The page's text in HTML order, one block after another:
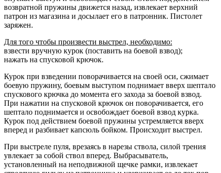
возвратной пружины движется назад, извлекает верхний
патрон из магазина и досылает его в патронник. Пистолет
заряжен.
Для того чтобы произвести выстрел, необходимо:
взвести вручную курок (поставить на боевой взвод);
нажать на спусковой крючок.
Курок при взведении поворачивается на своей оси, сжимает
боевую пружину, боевым выступом поднимает вверх шептало
спускового крючка до момента его захода за боевой взвод.
При нажатии на спусковой крючок он поворачивается, его
шептало поднимается и освобождает боевой взвод курка.
Курок под действием боевой пружины устремляется вверх
вперед и разбивает капсюль бойком. Происходит выстрел.
При выстреле пуля, врезаясь в нарезы ствола, силой трения
увлекает за собой ствол вперед. Выбрасыватель,
установленный на неподвижной щечке рамки, извлекает